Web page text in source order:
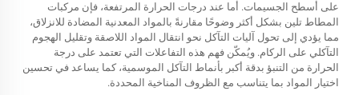
على أسطح الجسيمات. أما عند درجات الحرارة المرتفعة، فإن مركبات
المطاط تلين بشكل أكثر وضوحًا مقارنةً بالمواد المعدنية المضادة للانزلاق،
مما يؤدي إلى تحول آليات التآكل نحو انتقال المواد اللاصقة وتقليل الهجوم
التآكلي على الركام. ويُمكّن فهم هذه التفاعلات التي تعتمد على درجة
الحرارة من التنبؤ بدقة أكبر بأنماط التآكل الموسمية، كما يساعد في تحسين
اختيار المواد بما يتناسب مع الظروف المناخية المحددة.